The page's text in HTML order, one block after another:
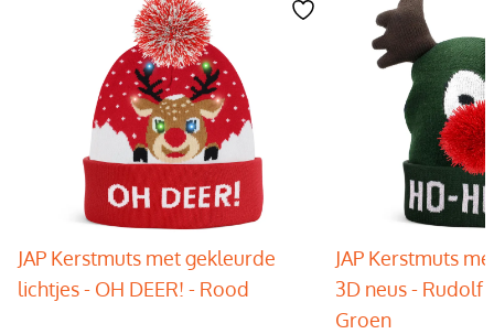
JAP Kerstmuts met gekleurde
lichtjes - OH DEER! - Rood
JAP Kerstmuts
3D neus - Rudolf
Groen